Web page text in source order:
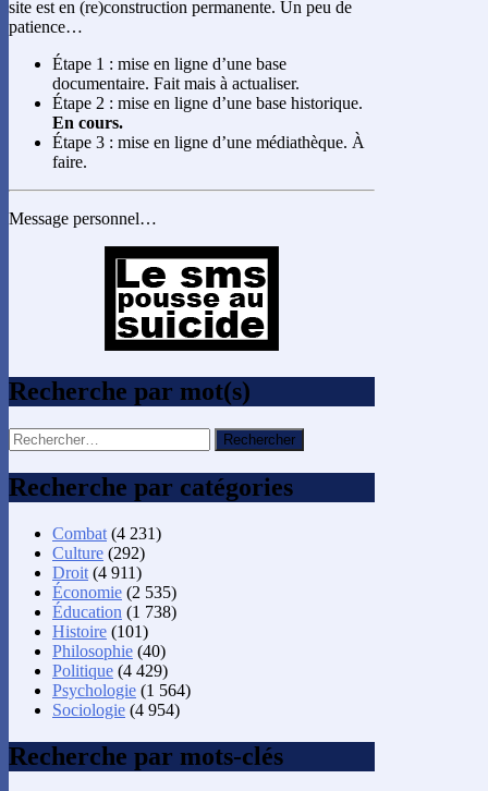
site est en (re)construction permanente. Un peu de
patience…
Étape 1 : mise en ligne d’une base
documentaire. Fait mais à actualiser.
Étape 2 : mise en ligne d’une base historique.
En cours.
Étape 3 : mise en ligne d’une médiathèque. À
faire.
Message personnel…
Recherche par mot(s)
Rechercher :
Recherche par catégories
Combat (4 231)
Culture (292)
Droit (4 911)
Économie (2 535)
Éducation (1 738)
Histoire (101)
Philosophie (40)
Politique (4 429)
Psychologie (1 564)
Sociologie (4 954)
Recherche par mots-clés